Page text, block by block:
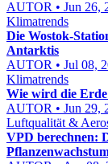
AUTOR • Jun 26,
Klimatrends
Die Wostok-
Antarktis
AUTOR • Jul 08,
Klimatrends
Wie wird die Erde
AUTOR • Jun 29,
Luftqualität &
VPD berechnen: